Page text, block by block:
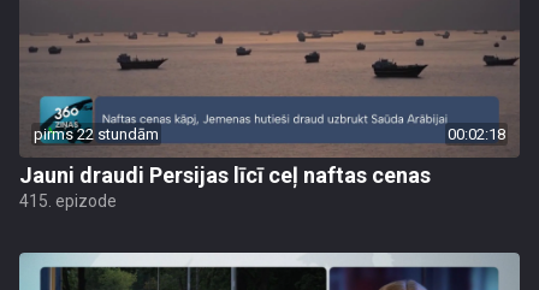
pirms 22 stundām 00:02:18
Jauni draudi Persijas līcī ceļ naftas cenas
415. epizode